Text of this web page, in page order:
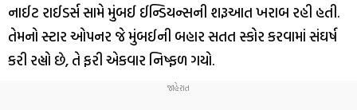
નાઈટ રાઈડર્સ સામે મુંબઈ ઈન્ડિયન્સની શરૂઆત ખરાબ રહી હતી.
તેમનો સ્ટાર ઓપનર જે મુંબઈની બહાર સતત સ્કોર કરવામાં સંઘર્ષ
કરી રહ્યો છે, તે ફરી એકવાર નિષ્ફળ ગયો.